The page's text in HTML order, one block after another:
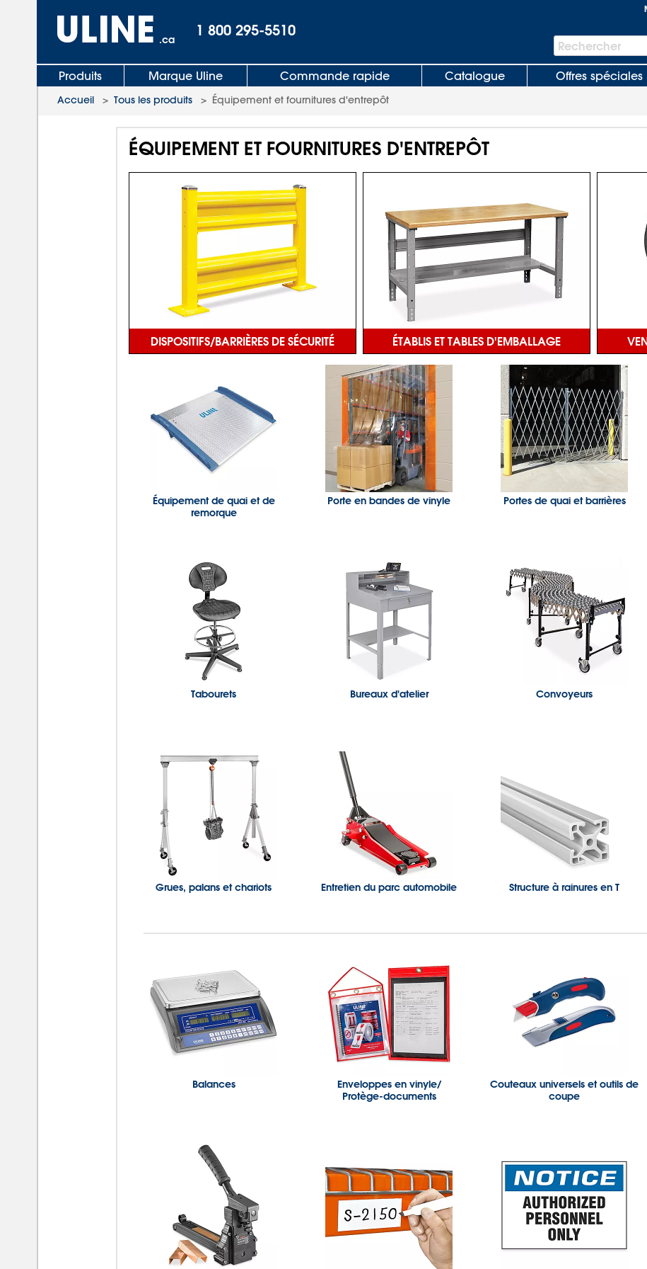
.ca
1 800 295-5510
Barre
de
recherche
Rechercher
Produits Marque Uline Commande rapide Catalogue Offres spéciales
Accueil > Tous les produits > Équipement et fournitures d'entrepôt
ÉQUIPEMENT ET FOURNITURES D'ENTREPÔT
DISPOSITIFS/BARRIÈRES DE SÉCURITÉ ÉTABLIS ET TABLES D'EMBALLAGE
Équipement de quai et de
remorque
Porte en bandes de vinyle Portes de quai et barrières
Tabourets Bureaux d'atelier Convoyeurs
Grues, palans et chariots Entretien du parc automobile Structure à rainures en T
Balances
Enveloppes en vinyle/
Protège-documents
Couteaux universels et outils de
coupe